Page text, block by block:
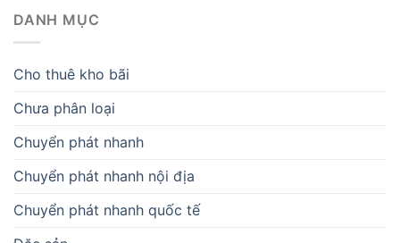
DANH MỤC
Cho thuê kho bãi
Chưa phân loại
Chuyển phát nhanh
Chuyển phát nhanh nội địa
Chuyển phát nhanh quốc tế